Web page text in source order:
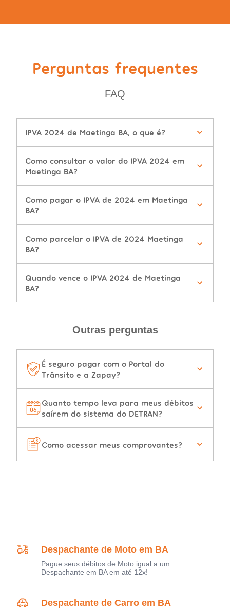
Perguntas frequentes
FAQ
IPVA 2024 de Maetinga BA, o que é?
Como consultar o valor do IPVA 2024 em
Maetinga BA?
Como pagar o IPVA de 2024 em Maetinga
BA?
Como parcelar o IPVA de 2024 Maetinga
BA?
Quando vence o IPVA 2024 de Maetinga
BA?
Outras perguntas
É seguro pagar com o Portal do
Trânsito e a Zapay?
Quanto tempo leva para meus débitos
saírem do sistema do DETRAN?
Como acessar meus comprovantes?
Despachante de Moto em BA
Pague seus débitos de Moto igual a um
Despachante em BA em até 12x!
Despachante de Carro em BA